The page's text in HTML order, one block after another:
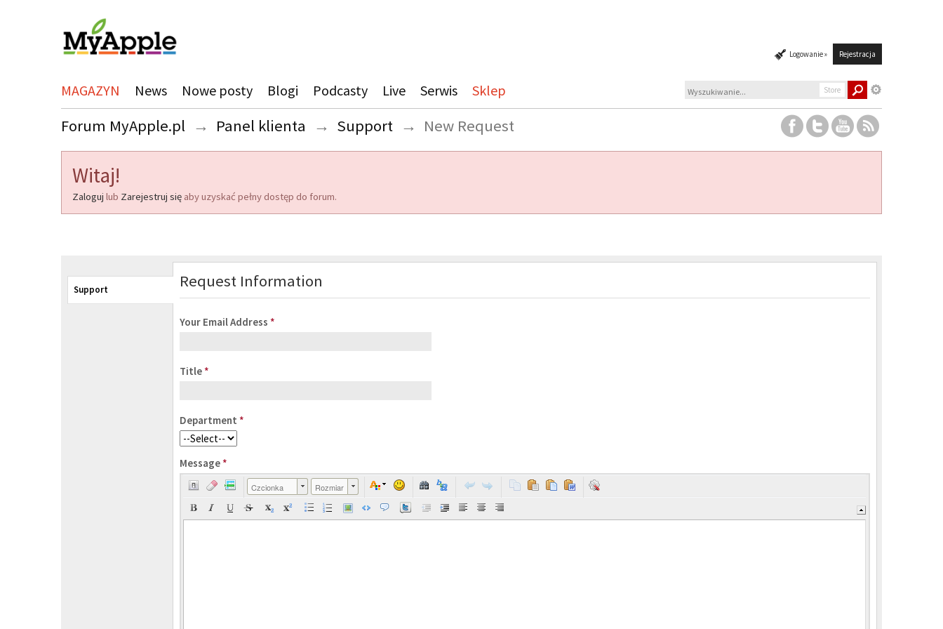
Logowanie » Rejestracja
MAGAZYN News Nowe posty Blogi Podcasty Live Serwis Sklep Store
Forum MyApple.pl → Panel klienta → Support → New Request
Witaj!
Zaloguj lub Zarejestruj się aby uzyskać pełny dostęp do forum.
Support Request Information
Your Email Address *
Title *
Department *
Message *
Czcionka Rozmiar